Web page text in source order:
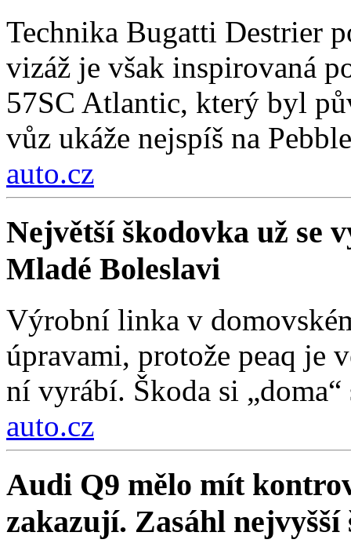
Technika Bugatti Destrier
vizáž je však inspirovaná
57SC Atlantic, který byl
vůz ukáže nejspíš na
auto.cz
Největší škodovka už se
Mladé Boleslavi
Výrobní linka v
úpravami, protože peaq je
ní vyrábí. Škoda si
auto.cz
Audi Q9 mělo mít
zakazují. Zasáhl nejvyšší